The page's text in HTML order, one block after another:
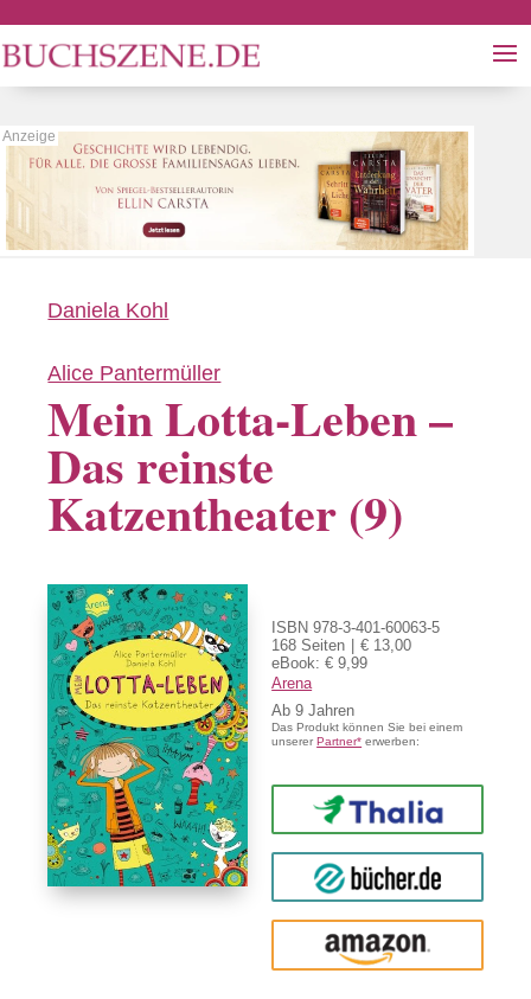
Daniela Kohl
Alice Pantermüller
Mein Lotta-Leben –
Das reinste
Katzentheater (9)
ISBN 978-3-401-60063-5
168 Seiten
€ 13,00
eBook: € 9,99
Arena
Ab9
Das Produkt können Sie bei einem
unsererPartner* erwerben:
Thalia
buecher.de
Amazon